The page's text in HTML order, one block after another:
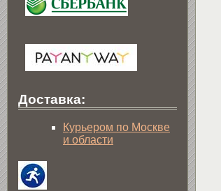
Доставка:
Курьером по Москве
и области